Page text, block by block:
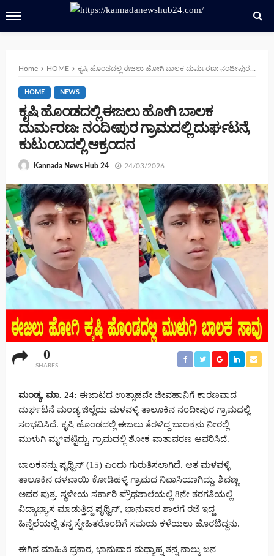
Home HOME ಕೃಷಿ ಹೊಂಡದಲ್ಲಿ ಈಜಲು ಹೋಗಿ ಬಾಲಕ ದುರ್ಮರಣ: ನಂದೀಪುರ ಗ್ರಾಮದಲ್ಲಿ ದುರ್ಘಟನೆ, ಕುಟುಂಬದಲ್ಲಿ ಆಕ್ರಂದನ
HOME NEWS
ಕೃಷಿ ಹೊಂಡದಲ್ಲಿ ಈಜಲು ಹೋಗಿ ಬಾಲಕ
ದುರ್ಮರಣ: ನಂದೀಪುರ ಗ್ರಾಮದಲ್ಲಿ ದುರ್ಘಟನೆ,
ಕುಟುಂಬದಲ್ಲಿ ಆಕ್ರಂದನ
Kannada News Hub 24 24/03/2026
0
SHARES
ಮಂಡ್ಯ, ಮಾ. 24: ಈಜಾಟದ ಉತ್ಸಾಹವೇ ಜೀವಹಾನಿಗೆ ಕಾರಣವಾದ
ದುರ್ಘಟನೆ ಮಂಡ್ಯ ಜಿಲ್ಲೆಯ ಮಳವಳ್ಳಿ ತಾಲೂಕಿನ ನಂದೀಪುರ ಗ್ರಾಮದಲ್ಲಿ
ಸಂಭವಿಸಿದೆ. ಕೃಷಿ ಹೊಂಡದಲ್ಲಿ ಈಜಲು ತೆರಳಿದ್ದ ಬಾಲಕನು ನೀರಲ್ಲಿ
ಮುಳುಗಿ ಮೃ*ಪಟ್ಟಿದ್ದು, ಗ್ರಾಮದಲ್ಲಿ ಶೋಕ ವಾತಾವರಣ ಆವರಿಸಿದೆ.
ಬಾಲಕನನ್ನು ಪೃಥ್ವಿನ್ (15) ಎಂದು ಗುರುತಿಸಲಾಗಿದೆ. ಆತ ಮಳವಳ್ಳಿ
ತಾಲೂಕಿನ ದಳವಾಯಿ ಕೋಡಿಹಳ್ಳಿ ಗ್ರಾಮದ ನಿವಾಸಿಯಾಗಿದ್ದು, ಶಿವಣ್ಣ
ಅವರ ಪುತ್ರ. ಸ್ಥಳೀಯ ಸರ್ಕಾರಿ ಪ್ರೌಢಶಾಲೆಯಲ್ಲಿ 8ನೇ ತರಗತಿಯಲ್ಲಿ
ವಿದ್ಯಾಭ್ಯಾಸ ಮಾಡುತ್ತಿದ್ದ ಪೃಥ್ವಿನ್, ಭಾನುವಾರ ಶಾಲೆಗೆ ರಜೆ ಇದ್ದ
ಹಿನ್ನೆಲೆಯಲ್ಲಿ ತನ್ನ ಸ್ನೇಹಿತರೊಂದಿಗೆ ಸಮಯ ಕಳೆಯಲು ಹೊರಟಿದ್ದನು.
ಈಗಿನ ಮಾಹಿತಿ ಪ್ರಕಾರ, ಭಾನುವಾರ ಮಧ್ಯಾಹ್ನ ತನ್ನ ನಾಲ್ಕು ಜನ